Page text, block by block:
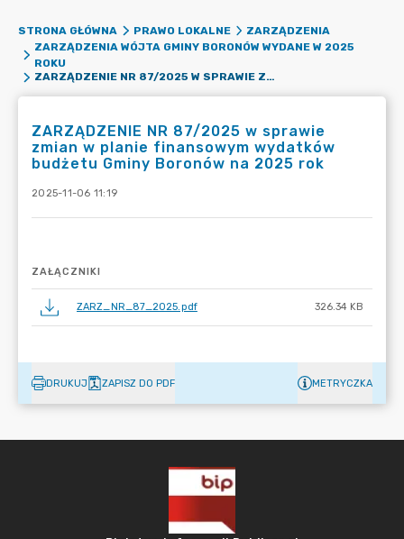
STRONA GŁÓWNA PRAWO LOKALNE
ZARZĄDZENIA
ZARZĄDZENIA WÓJTA GMINY BORONÓW WYDANE W 2025
ROKU
ZARZĄDZENIE NR 87/2025 W SPRAWIE ZMIAN W PLANIE FINANSOWYM WYDATKÓW BUDŻETU GMINY BORONÓW NA 2025 ROK
ZARZĄDZENIE NR 87/2025 w sprawie
zmian w planie finansowym wydatków
budżetu Gminy Boronów na 2025 rok
2025-11-06 11:19
ZAŁĄCZNIKI
ZARZ_NR_87_2025.pdf 326.34 KB
DRUKUJ ZAPISZ DO PDF METRYCZKA